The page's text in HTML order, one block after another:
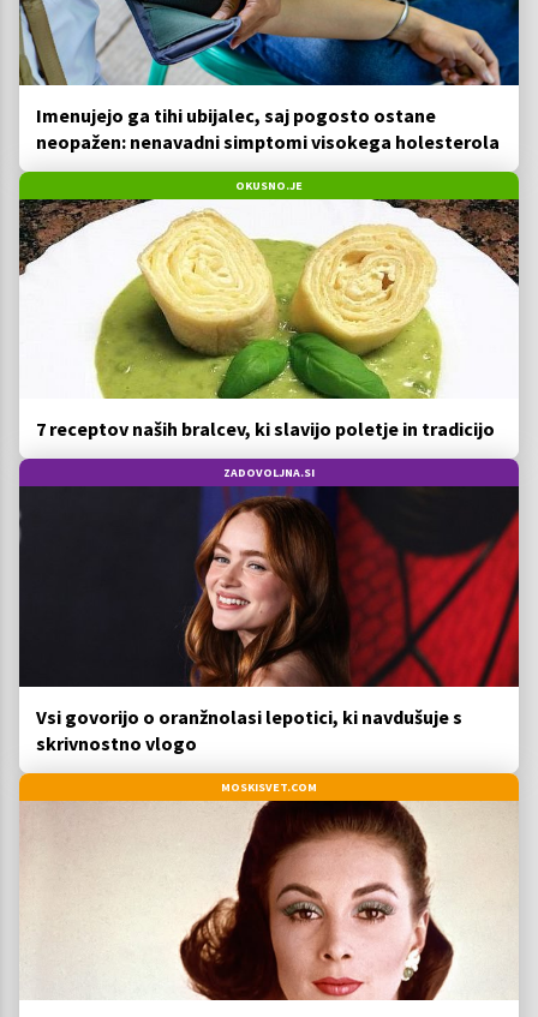
Imenujejo ga tihi ubijalec, saj pogosto ostane
neopažen: nenavadni simptomi visokega holesterola
OKUSNO.JE
7 receptov naših bralcev, ki slavijo poletje in tradicijo
ZADOVOLJNA.SI
Vsi govorijo o oranžnolasi lepotici, ki navdušuje s
skrivnostno vlogo
MOSKISVET.COM